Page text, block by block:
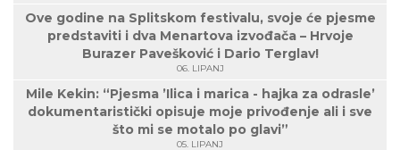
Ove godine na Splitskom festivalu, svoje će pjesme
predstaviti i dva Menartova izvođača – Hrvoje
Burazer Pavešković i Dario Terglav!
06. LIPANJ
Mile Kekin: “Pjesma ’Ilica i marica - hajka za odrasle’
dokumentaristički opisuje moje privođenje ali i sve
što mi se motalo po glavi”
05. LIPANJ